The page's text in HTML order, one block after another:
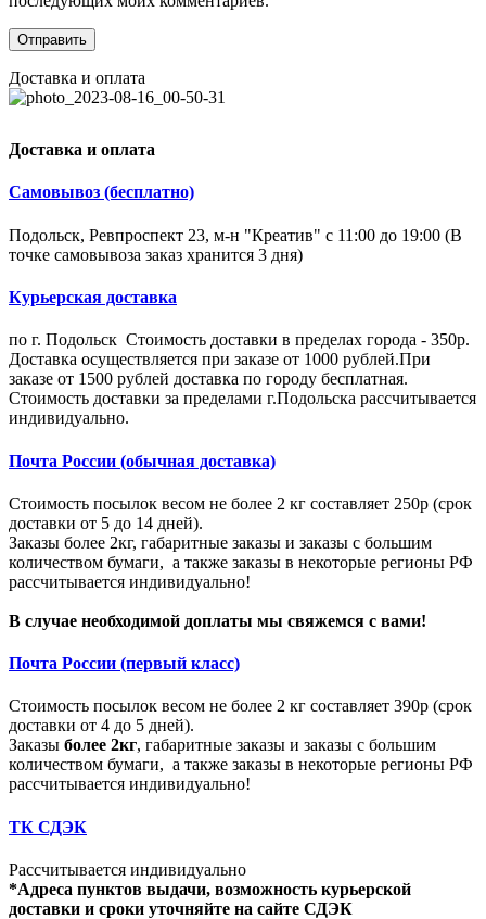
Доставка и оплата
Доставка и оплата
Самовывоз (бесплатно)
Подольск, Ревпроспект 23, м-н "Креатив" с 11:00 до 19:00 (В
точке самовывоза заказ хранится 3 дня)
Курьерская доставка
по г. Подольск Стоимость доставки в пределах города - 350р.
Доставка осуществляется при заказе от 1000 рублей.При
заказе от 1500 рублей доставка по городу бесплатная.
Стоимость доставки за пределами г.Подольска рассчитывается
индивидуально.
Почта России (обычная доставка)
Стоимость посылок весом не более 2 кг составляет 250р (срок
доставки от 5 до 14 дней).
Заказы более 2кг, габаритные заказы и заказы с большим
количеством бумаги, а также заказы в некоторые регионы РФ
рассчитывается индивидуально!
В случае необходимой доплаты мы свяжемся с вами!
Почта России (первый класс)
Стоимость посылок весом не более 2 кг составляет 390р (срок
доставки от 4 до 5 дней).
Заказы более 2кг, габаритные заказы и заказы с большим
количеством бумаги, а также заказы в некоторые регионы РФ
рассчитывается индивидуально!
ТК СДЭК
Рассчитывается индивидуально
*Адреса пунктов выдачи, возможность курьерской
доставки и сроки уточняйте на сайте СДЭК